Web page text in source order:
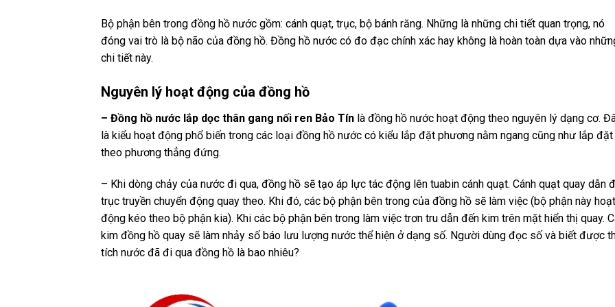
Bộ phận bên trong đồng hồ nước gồm: cánh quạt, trục, bộ bánh răng. Những là những chi tiết quan trọng, nó
đóng vai trò là bộ não của đồng hồ. Đồng hồ nước có đo đạc chính xác hay không là hoàn toàn dựa vào
chi tiết này.
Nguyên lý hoạt động của đồng hồ
– Đồng hồ nước lắp dọc thân gang nối ren Bảo Tín là đồng hồ nước hoạt động theo nguyên lý dạng cơ.
là kiểu hoạt động phổ biến trong các loại đồng hồ nước có kiểu lắp đặt phương nằm ngang cũng như lắp đặt
theo phương thẳng đứng.
– Khi dòng chảy của nước đi qua, đồng hồ sẽ tạo áp lực tác động lên tuabin cánh quạt. Cánh quạt quay dẫn
trục truyền chuyển động quay theo. Khi đó, các bộ phận bên trong của đồng hồ sẽ làm việc (bộ phận này hoạt
động kéo theo bộ phận kia). Khi các bộ phận bên trong làm việc trơn tru dẫn đến kim trên mặt hiển thị quay.
kim đồng hồ quay sẽ làm nhảy số báo lưu lượng nước thể hiện ở dạng số. Người dùng đọc số và biết được
tích nước đã đi qua đồng hồ là bao nhiêu?